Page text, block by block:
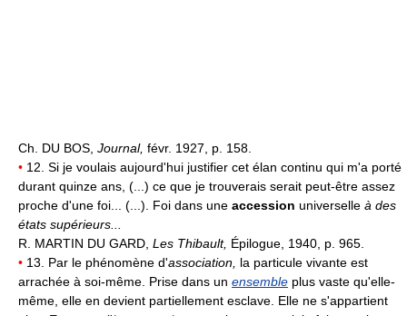
Ch. DU BOS, Journal, févr. 1927, p. 158.
• 12. Si je voulais aujourd'hui justifier cet élan continu qui m'a porté
durant quinze ans, (...) ce que je trouverais serait peut-être assez
proche d'une foi... (...). Foi dans une accession universelle à des
états supérieurs...
R. MARTIN DU GARD, Les Thibault, Épilogue, 1940, p. 965.
• 13. Par le phénomène d'association, la particule vivante est
arrachée à soi-même. Prise dans un ensemble plus vaste qu'elle-
même, elle en devient partiellement esclave. Elle ne s'appartient